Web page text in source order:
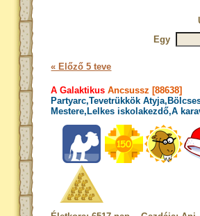
Egy
« Előző 5 teve
A Galaktikus Ancsussz [88638]
Partyarc,Tevetrükkök
Mestere,Lelkes iskolakezdő,A